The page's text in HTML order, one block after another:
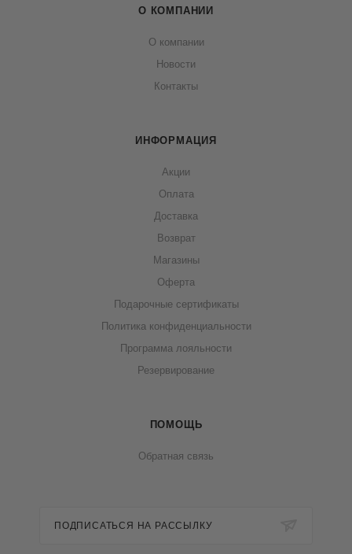
О КОМПАНИИ
О компании
Новости
Контакты
ИНФОРМАЦИЯ
Акции
Оплата
Доставка
Возврат
Магазины
Оферта
Подарочные сертификаты
Политика конфиденциальности
Программа лояльности
Резервирование
ПОМОЩЬ
Обратная связь
ПОДПИСАТЬСЯ НА РАССЫЛКУ